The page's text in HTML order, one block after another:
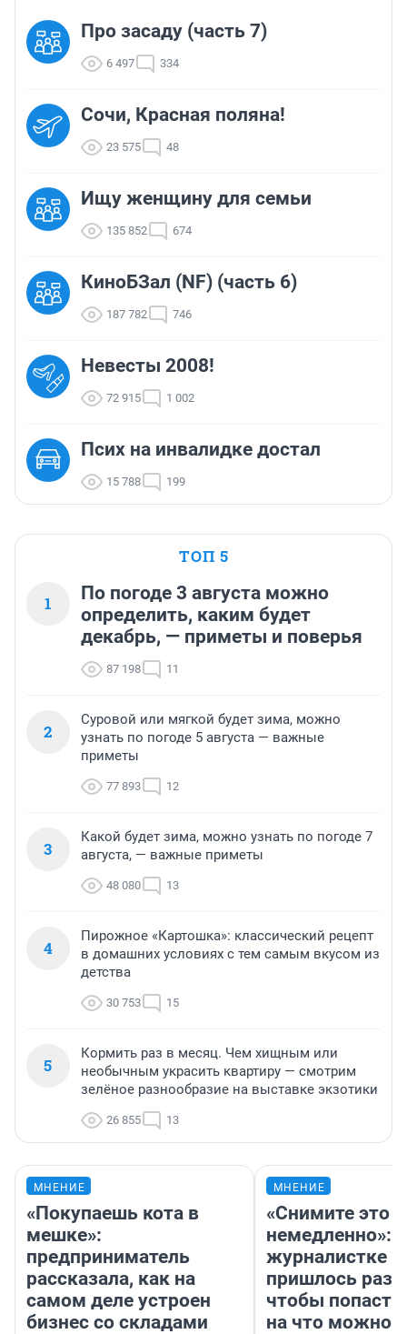
Про засаду (часть 7)
6 497 334
Сочи, Красная поляна!
23 575 48
Ищу женщину для семьи
135 852 674
КиноБЗал (NF) (часть 6)
187 782 746
Невесты 2008!
72 915 1 002
Псих на инвалидке достал
15 788 199
ТОП 5
1
По погоде 3 августа можно
определить, каким будет
декабрь, — приметы и поверья
87 198 11
2
Суровой или мягкой будет зима, можно
узнать по погоде 5 августа — важные
приметы
77 893 12
3
Какой будет зима, можно узнать по погоде 7
августа, — важные приметы
48 080 13
4
Пирожное «Картошка»: классический рецепт
в домашних условиях с тем самым вкусом из
детства
30 753 15
5
Кормить раз в месяц. Чем хищным или
необычным украсить квартиру — смотрим
зелёное разнообразие на выставке экзотики
26 855 13
МНЕНИЕ
«Покупаешь кота в
мешке»:
предприниматель
рассказала, как на
самом деле устроен
бизнес со складами
МНЕНИЕ
«Снимите это
немедленно»:
журналистке
пришлось
чтобы попасть
на что можно